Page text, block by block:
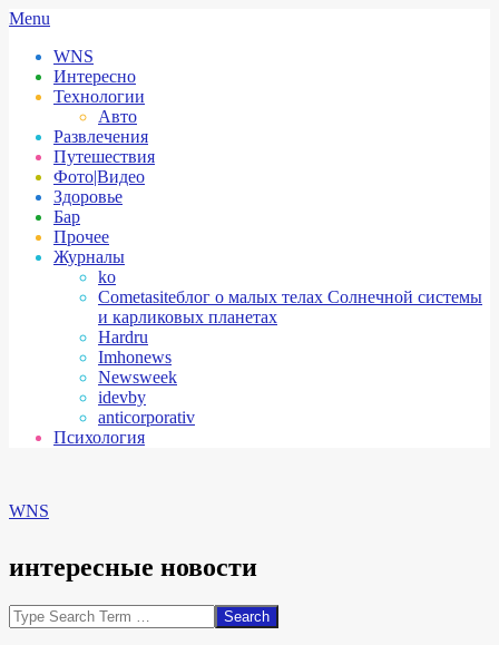
Skip
content
Secondary
Menu
Menu
WNS
Интересно
Технологии
Авто
Развлечения
Путешествия
Фото|Видео
Здоровье
Бар
Прочее
Журналы
ko
Cometasiteблог о малых телах Солнечной системы
и карликовых планетах
Hardru
Imhonews
Newsweek
idevby
anticorporativ
Психология
WNS
интересные новости
Search